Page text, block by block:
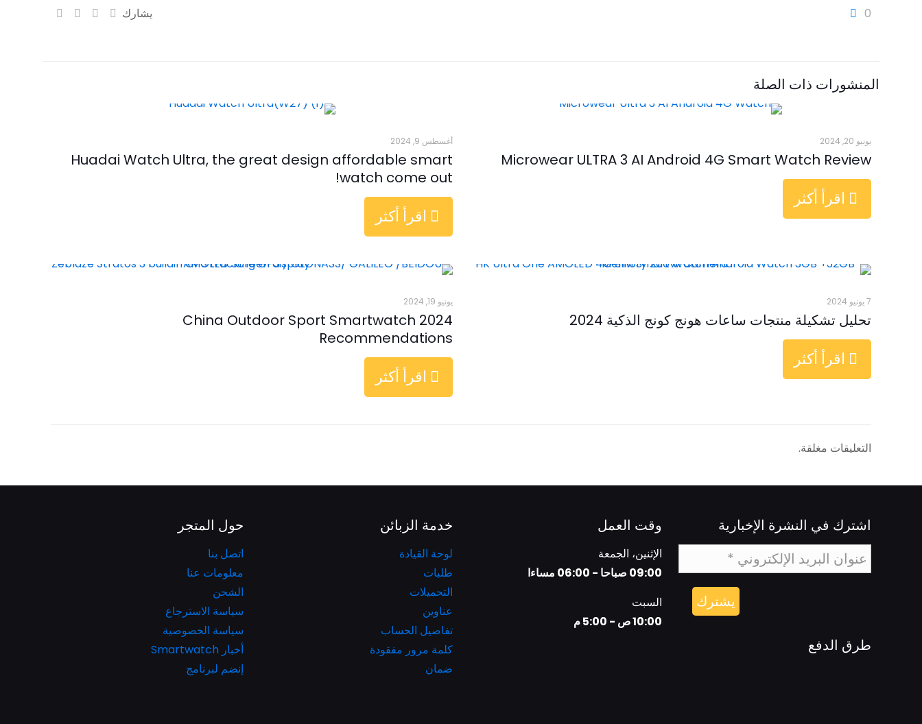
يشارك 0
المنشورات ذات الصلة
أغسطس 9, 2024
Huadai Watch Ultra, the great design affordable smart
watch come out!
اقرأ أكثر
يونيو 20, 2024
Microwear ULTRA 3 AI Android 4G Smart Watch Review
اقرأ أكثر
يونيو 19, 2024
2024 China Outdoor Sport Smartwatch
Recommendations
اقرأ أكثر
7 يونيو 2024
تحليل تشكيلة منتجات ساعات هونج كونج الذكية 2024
اقرأ أكثر
التعليقات مغلقة.
حول المتجر
اتصل بنا
معلومات عنا
الشحن
سياسة الاسترجاع
سياسة الخصوصية
أخبار Smartwatch
إنضم لبرنامج
خدمة الزبائن
لوحة القيادة
طلبات
التحميلات
عناوين
تفاصيل الحساب
كلمة مرور مفقودة
ضمان
وقت العمل
الإثنين، الجمعة
09:00 صباحا - 06:00 مساءا
السبت
10:00 ص - 5:00 م
اشترك في النشرة الإخبارية
طرق الدفع